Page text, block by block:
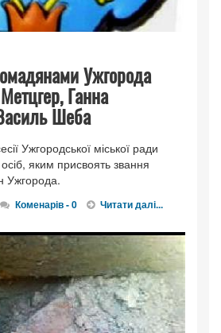
Ужгорода
Ганна
Шеба
Ужгородської міської ради
яким присвоять звання
Ужгорода.
Коменарів - 0 Читати далі...